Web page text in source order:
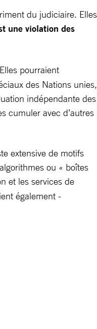
du judiciaire. Elles
une violation des
pourraient
des Nations unies,
indépendante des
cumuler avec d’autres
extensive de motifs
ou « boîtes
et les services de
également